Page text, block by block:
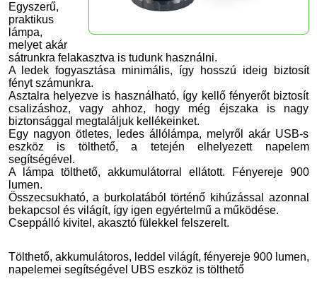
Egyszerű,
praktikus
lámpa,
melyet akár
sátrunkra felakasztva is tudunk használni.
A ledek fogyasztása minimális, így hosszú ideig biztosít
fényt számunkra.
Asztalra helyezve is használható, így kellő fényerőt biztosít
csalizáshoz, vagy ahhoz, hogy még éjszaka is nagy
biztonsággal megtaláljuk kellékeinket.
Egy nagyon ötletes, ledes állólámpa, melyről akár USB-s
eszköz is tölthető, a tetején elhelyezett napelem
segítségével.
A lámpa tölthető, akkumulátorral ellátott. Fényereje 900
lumen.
Összecsukható, a burkolatából történő kihúzással azonnal
bekapcsol és világít, így igen egyértelmű a működése.
Cseppálló kivitel, akasztó fülekkel felszerelt.
Tölthető, akkumulátoros, leddel világít, fényereje 900 lumen,
napelemei segítségével UBS eszköz is tölthető